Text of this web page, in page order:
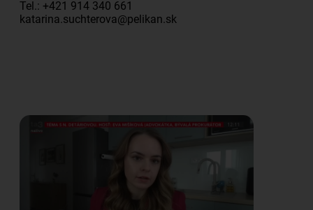
Tel.: +421 914 340 661
katarina.suchterova@pelikan.sk